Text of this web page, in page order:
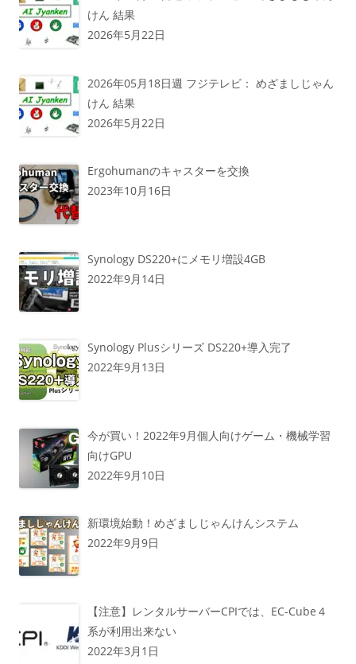
けん 結果
2026年5月22日
2026年05月18日週 フジテレビ： めざましじゃん
けん 結果
2026年5月22日
Ergohumanのキャスターを交換
2023年10月16日
Synology DS220+にメモリ増設4GB
2022年9月14日
Synology Plusシリーズ DS220+導入完了
2022年9月13日
今が買い！2022年9月個人向けゲーム・機械学習
向けGPU
2022年9月10日
新環境始動！めざましじゃんけんシステム
2022年9月9日
【注意】レンタルサーバーCPIでは、EC-Cube４
系が利用出来ない
2022年3月1日